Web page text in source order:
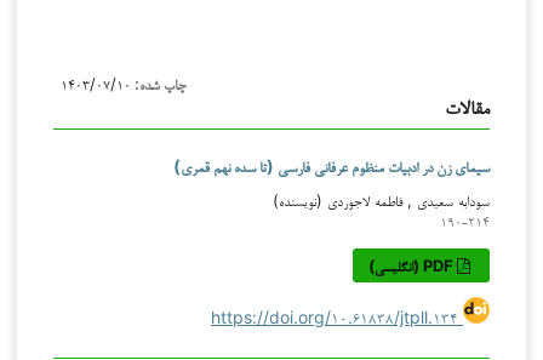
چاپ شده: ۱۴۰۳/۰۷/۱۰
مقالات
سیمای زن در ادبیات منظوم عرفانی فارسی (تا سده نهم قمری)
سودابه سعیدی , فاطمه لاجوردی (نویسنده)
۱۹۰-۲۱۴
https://doi.org/۱۰.۶۱۸۳۸/jtpll.۱۳۴